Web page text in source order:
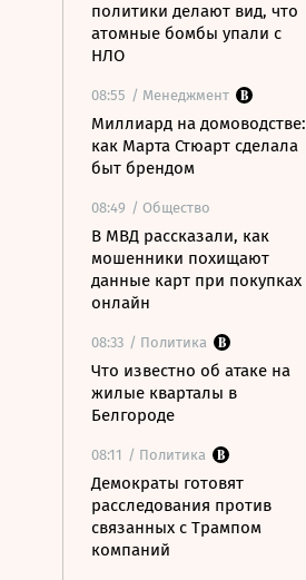
политики делают вид, что
атомные бомбы упали с
НЛО
08:55 / Менеджмент
Миллиард на домоводстве:
как Марта Стюарт сделала
быт брендом
08:49 / Общество
В МВД рассказали, как
мошенники похищают
данные карт при покупках
онлайн
08:33 / Политика
Что известно об атаке на
жилые кварталы в
Белгороде
08:11 / Политика
Демократы готовят
расследования против
связанных с Трампом
компаний